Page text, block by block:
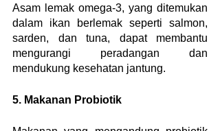
Asam lemak omega-3, yang ditemukan
dalam ikan berlemak seperti salmon,
sarden, dan tuna, dapat membantu
mengurangi peradangan dan
mendukung kesehatan jantung.
5. Makanan Probiotik